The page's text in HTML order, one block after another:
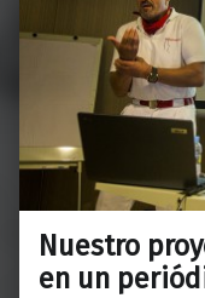
Nuestro
en un